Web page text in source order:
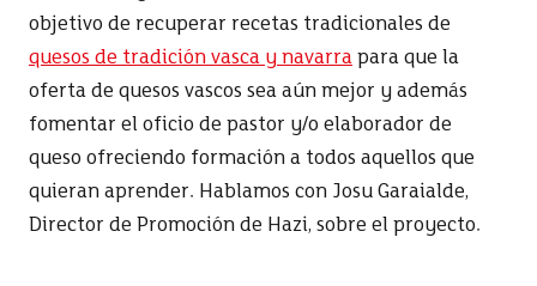
objetivo de recuperar recetas tradicionales de
quesos de tradición vasca y navarra para que la
oferta de quesos vascos sea aún mejor y además
fomentar el oficio de pastor y/o elaborador de
queso ofreciendo formación a todos aquellos que
quieran aprender. Hablamos con Josu Garaialde,
Director de Promoción de Hazi, sobre el proyecto.